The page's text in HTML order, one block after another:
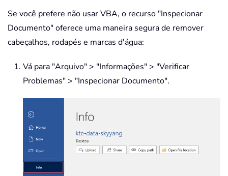
Se você prefere não usar VBA, o recurso "Inspecionar
Documento" oferece uma maneira segura de remover
cabeçalhos, rodapés e marcas d'água:
Vá para "Arquivo" > "Informações" > "Verificar
Problemas" > "Inspecionar Documento".